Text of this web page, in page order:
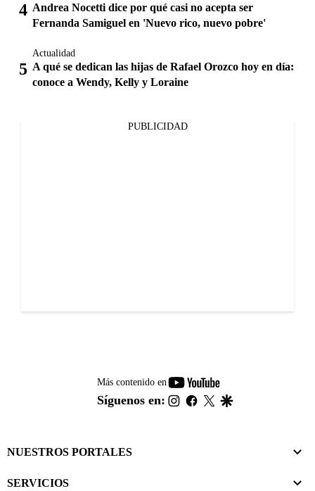
Andrea Nocetti dice por qué casi no acepta ser
Fernanda Samiguel en 'Nuevo rico, nuevo pobre'
Actualidad
A qué se dedican las hijas de Rafael Orozco hoy en día:
conoce a Wendy, Kelly y Loraine
PUBLICIDAD
Más contenido en
youtube-
footer
Síguenos en: instagram
facebook
twitter
NUESTROS PORTALES
SERVICIOS